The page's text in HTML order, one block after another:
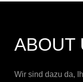
ABOUT
Wir sind dazu da,